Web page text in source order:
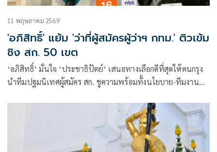
11 พฤษภาคม 2569
'อภิสิทธิ์' แย้ม 'ว่าที่ผู้สมัครผู้ว่าฯ กทม.' ติวเข้ม
ชิง สก. 50 เขต
‘อภิสิทธิ์’ มั่นใจ ‘ประชาธิปัตย์’ เสนอทางเลือกดีที่สุดให้คนกรุง
นำทีมปฐมนิเทศผู้สมัคร สก. ชูความพร้อมทั้งนโยบาย-ทีมงาน